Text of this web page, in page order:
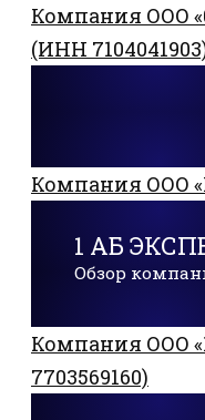
Компания ООО
(ИНН
Компания ООО
1 АБ
Обзор
Компания ООО
7703569160)